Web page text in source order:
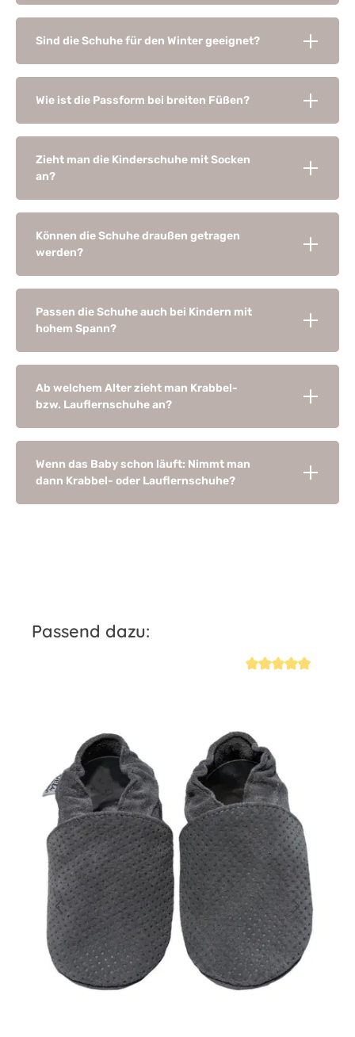
Sind die Schuhe für den Winter geeignet?
Wie ist die Passform bei breiten Füßen?
Zieht man die Kinderschuhe mit Socken
an?
Können die Schuhe draußen getragen
werden?
Passen die Schuhe auch bei Kindern mit
hohem Spann?
Ab welchem Alter zieht man Krabbel-
bzw. Lauflernschuhe an?
Wenn das Baby schon läuft: Nimmt man
dann Krabbel- oder Lauflernschuhe?
Produktgalerie überspringen
Passend dazu: